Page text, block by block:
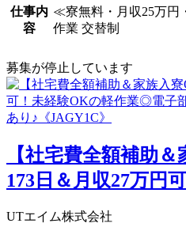
仕事内
容
≪寮無料・月収25万円
作業 交替制
募集が停止しています
【社宅費全額補助
173日＆月収27万円
UTエイム株式会社